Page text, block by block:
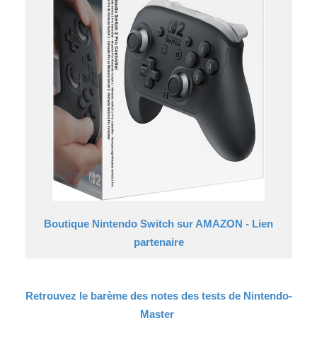
Boutique Nintendo Switch sur AMAZON - Lien
partenaire
Retrouvez le barème des notes des tests de Nintendo-
Master